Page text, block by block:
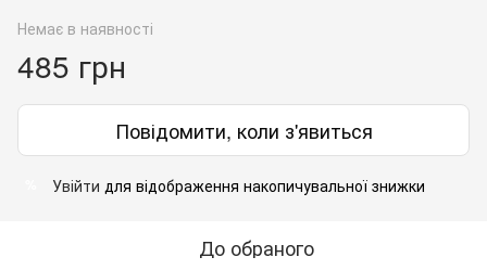
Немає в наявності
485 грн
Повідомити, коли з'явиться
Увійти для відображення накопичувальної знижки
До обраного